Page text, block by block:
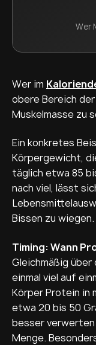
Wer
Wer im
obere Bereich
Muskelmasse zu
Ein konkretes
Körpergewicht,
täglich etwa 85
nach viel, lässt
Bissen zu wiegen.
Timing: Wann
Gleichmäßig
einmal viel auf
Körper Protein in
etwa 20 bis 50
besser verwerten
Menge.